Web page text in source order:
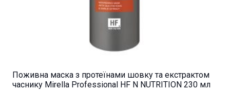
Поживна маска з протеїнами шовку та екстрактом
часнику Mirella Professional HF N NUTRITION 230 мл